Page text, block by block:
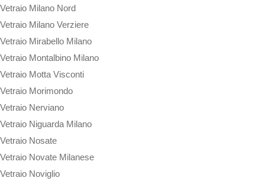
Vetraio Milano Nord
Vetraio Milano Verziere
Vetraio Mirabello Milano
Vetraio Montalbino Milano
Vetraio Motta Visconti
Vetraio Morimondo
Vetraio Nerviano
Vetraio Niguarda Milano
Vetraio Nosate
Vetraio Novate Milanese
Vetraio Noviglio